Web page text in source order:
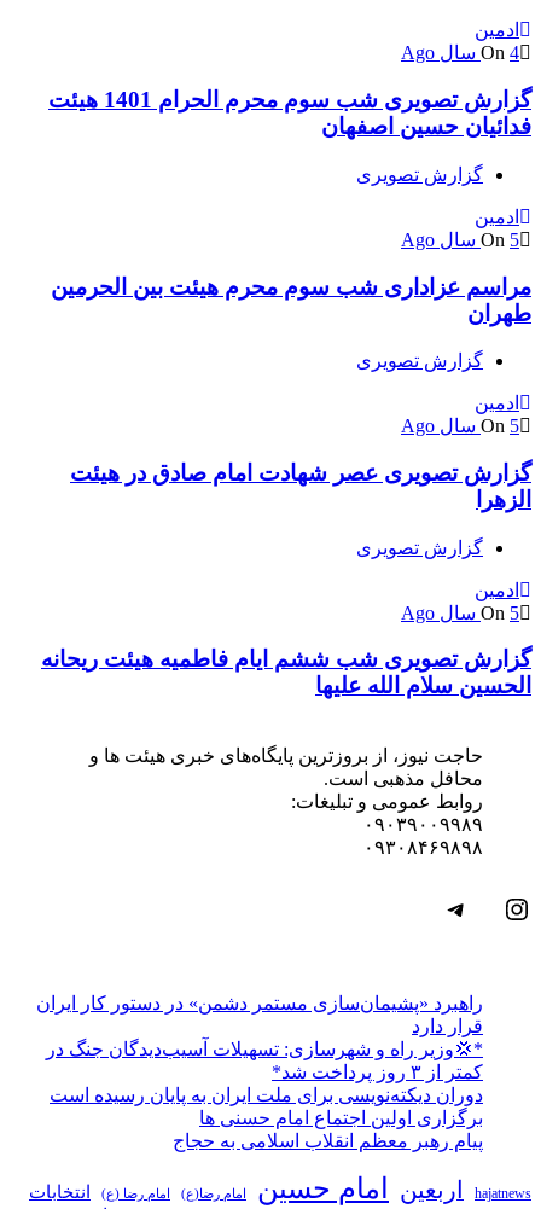
ادمین
On 4 سال Ago
گزارش تصویری شب سوم محرم الحرام 1401 هیئت
فدائیان حسین اصفهان
گزارش تصویری
ادمین
On 5 سال Ago
مراسم عزاداری شب سوم محرم هیئت بین الحرمین
طهران
گزارش تصویری
ادمین
On 5 سال Ago
گزارش تصویری عصر شهادت امام صادق در هیئت
الزهرا
گزارش تصویری
ادمین
On 5 سال Ago
گزارش تصویری شب ششم ایام فاطمیه هیئت ریحانه
الحسین سلام الله علیها
حاجت نیوز، از بروزترین پایگاه‌های خبری هیئت ها و
محافل مذهبی است.
روابط عمومی و تبلیغات:
۰۹۰۳۹۰۰۹۹۸۹
۰۹۳۰۸۴۶۹۸۹۸
اینستاگرم
تلگرام
راهبرد «پشیمان‌سازی مستمر دشمن» در دستور کار ایران
قرار دارد
*💢وزیر راه و شهرسازی: تسهیلات آسیب‌دیدگان جنگ در
کمتر از ۳ روز پرداخت شد*
دوران دیکته‌نویسی برای ملت ایران به پایان رسیده است
برگزاری اولین اجتماع امام حسنی ها
پیام رهبر معظم انقلاب اسلامی به حجاج
hajatnews اربعین امام حسین امام رضا(ع) امام رضا (ع) انتخابات